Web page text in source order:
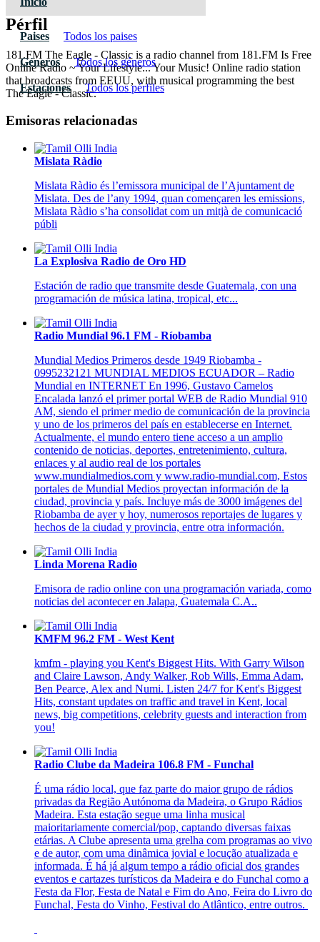
Paises Todos los paises
Géneros Todos los géneros
Estaciones Todos los pérfiles
Pérfil
181.FM The Eagle - Classic is a radio channel from 181.FM Is Free
Online Radio ~ Your Lifestyle... Your Music! Online radio station
that broadcasts from EEUU, with musical programming the best
The Eagle - Classic.
Emisoras relacionadas
Mislata Ràdio
Mislata Ràdio és l’emissora municipal de l’Ajuntament de
Mislata. Des de l’any 1994, quan començaren les emissions,
Mislata Ràdio s’ha consolidat com un mitjà de comunicació
públi
La Explosiva Radio de Oro HD
Estación de radio que transmite desde Guatemala, con una
programación de música latina, tropical, etc...
Radio Mundial 96.1 FM - Ríobamba
Mundial Medios Primeros desde 1949 Riobamba -
0995232121 MUNDIAL MEDIOS ECUADOR – Radio
Mundial en INTERNET En 1996, Gustavo Camelos
Encalada lanzó el primer portal WEB de Radio Mundial 910
AM, siendo el primer medio de comunicación de la provincia
y uno de los primeros del país en establecerse en Internet.
Actualmente, el mundo entero tiene acceso a un amplio
contenido de noticias, deportes, entretenimiento, cultura,
enlaces y al audio real de los portales
www.mundialmedios.com y www.radio-mundial.com, Estos
portales de Mundial Medios proyectan información de la
ciudad, provincia y país. Incluye más de 3000 imágenes del
Riobamba de ayer y hoy, numerosos reportajes de lugares y
hechos de la ciudad y provincia, entre otra información.
Linda Morena Radio
Emisora de radio online con una programación variada, como
noticias del acontecer en Jalapa, Guatemala C.A..
KMFM 96.2 FM - West Kent
kmfm - playing you Kent's Biggest Hits. With Garry Wilson
and Claire Lawson, Andy Walker, Rob Wills, Emma Adam,
Ben Pearce, Alex and Numi. Listen 24/7 for Kent's Biggest
Hits, constant updates on traffic and travel in Kent, local
news, big competitions, celebrity guests and interaction from
you!
Radio Clube da Madeira 106.8 FM - Funchal
É uma rádio local, que faz parte do maior grupo de rádios
privadas da Região Autónoma da Madeira, o Grupo Rádios
Madeira. Esta estação segue uma linha musical
maioritariamente comercial/pop, captando diversas faixas
etárias. A Clube apresenta uma grelha com programas ao vivo
e de autor, com uma dinâmica jovial e locução atualizada e
informada. É há já algum tempo a rádio oficial dos grandes
eventos e cartazes turísticos da Madeira e do Funchal como a
Festa da Flor, Festa de Natal e Fim do Ano, Feira do Livro do
Funchal, Festa do Vinho, Festival do Atlântico, entre outros.